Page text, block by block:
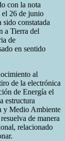
con la nota
el 26 de junio
constatada
a Tierra del
de
en sentido
al
de la electrónica
de Energía el
estructura
y Medio Ambiente
de manera
relacionado